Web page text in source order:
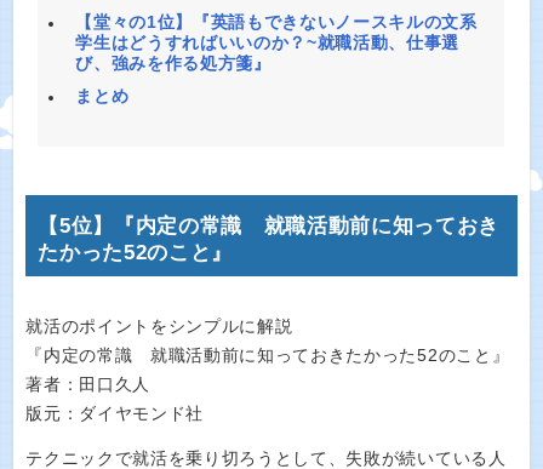
【堂々の1位】『英語もできないノースキルの文系
学生はどうすればいいのか？~就職活動、仕事選
び、強みを作る処方箋』
まとめ
【5位】『内定の常識 就職活動前に知っておき
たかった52のこと』
就活のポイントをシンプルに解説
『内定の常識 就職活動前に知っておきたかった52のこと』
著者：田口久人
版元：ダイヤモンド社
テクニックで就活を乗り切ろうとして、失敗が続いている人